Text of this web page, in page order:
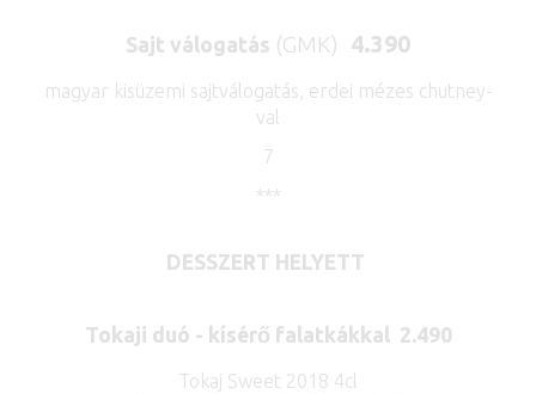
Sajt válogatás (GMK) 4.390
magyar kisüzemi sajtválogatás, erdei mézes chutney-
val
7
***
DESSZERT HELYETT
Tokaji duó - kísérő falatkákkal 2.490
Tokaj Sweet 2018 4cl